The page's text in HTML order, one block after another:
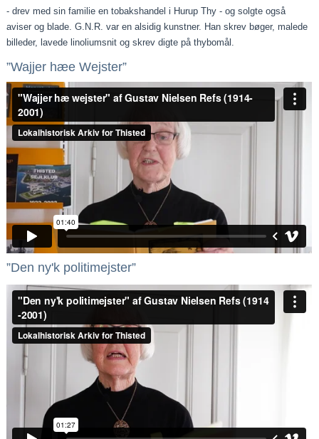
- drev med sin familie en tobakshandel i Hurup Thy - og solgte også
aviser og blade. G.N.R. var en alsidig kunstner. Han skrev bøger, malede
billeder, lavede linoliumsnit og skrev digte på thybomål.
”Wajjer hæe Wejster”
”Den ny'k politimejster”